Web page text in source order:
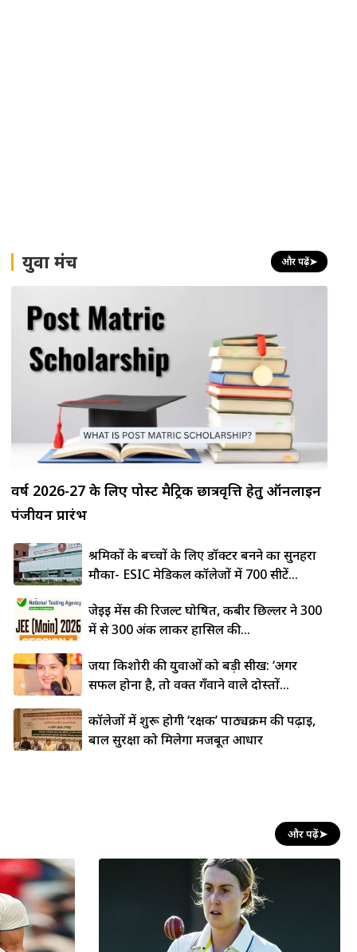
युवा मंच और पढ़ें➤
वर्ष 2026-27 के लिए पोस्ट मैट्रिक छात्रवृत्ति हेतु ऑनलाइन
पंजीयन प्रारंभ
श्रमिकों के बच्चों के लिए डॉक्टर बनने का सुनहरा
मौका- ESIC मेडिकल कॉलेजों में 700 सीटें...
जेईई मेंस की रिजल्ट घोषित, कबीर छिल्लर ने 300
में से 300 अंक लाकर हासिल की...
जया किशोरी की युवाओं को बड़ी सीख: ‘अगर
सफल होना है, तो वक्त गँवाने वाले दोस्तों...
कॉलेजों में शुरू होगी ‘रक्षक’ पाठ्यक्रम की पढ़ाई,
बाल सुरक्षा को मिलेगा मजबूत आधार
और पढ़ें➤